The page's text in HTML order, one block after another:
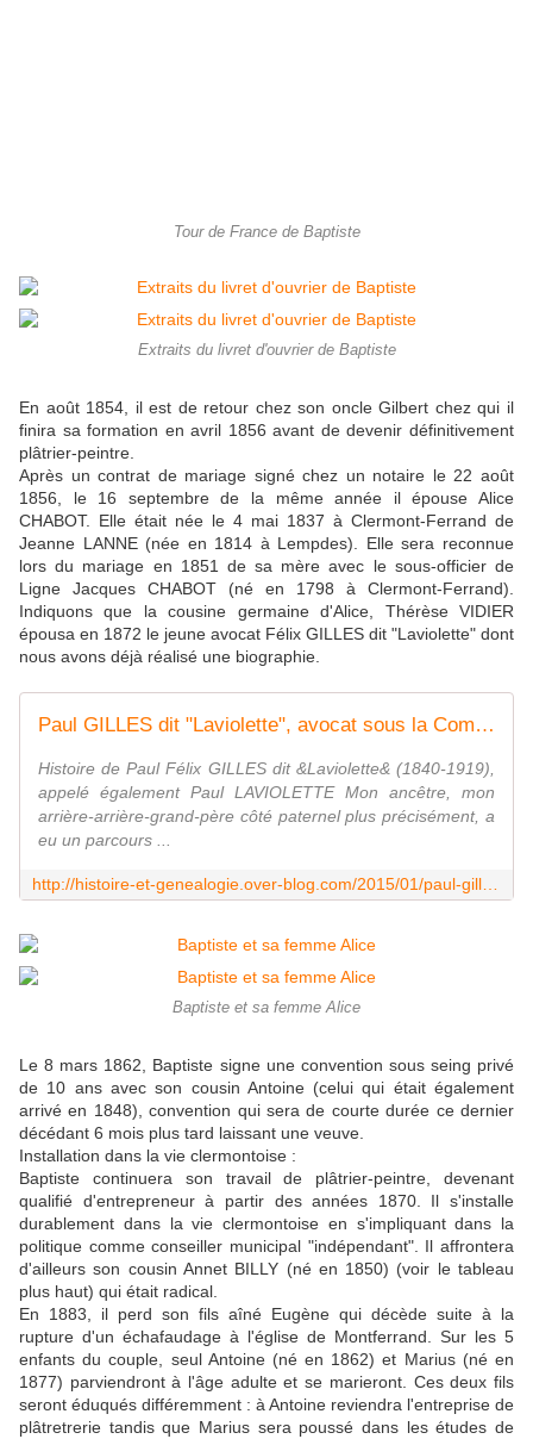
Tour de France de Baptiste
Extraits du livret d'ouvrier de Baptiste
En août 1854, il est de retour chez son oncle Gilbert chez qui il
finira sa formation en avril 1856 avant de devenir définitivement
plâtrier-peintre.
Après un contrat de mariage signé chez un notaire le 22 août
1856, le 16 septembre de la même année il épouse Alice
CHABOT. Elle était née le 4 mai 1837 à Clermont-Ferrand de
Jeanne LANNE (née en 1814 à Lempdes). Elle sera reconnue
lors du mariage en 1851 de sa mère avec le sous-officier de
Ligne Jacques CHABOT (né en 1798 à Clermont-Ferrand).
Indiquons que la cousine germaine d'Alice, Thérèse VIDIER
épousa en 1872 le jeune avocat Félix GILLES dit "Laviolette" dont
nous avons déjà réalisé une biographie.
Paul GILLES dit "Laviolette", avocat sous la Commune - Histoire et Généalogie
Histoire de Paul Félix GILLES dit &Laviolette& (1840-1919),
appelé également Paul LAVIOLETTE Mon ancêtre, mon
arrière-arrière-grand-père côté paternel plus précisément, a
eu un parcours ...
Baptiste et sa femme Alice
Le 8 mars 1862, Baptiste signe une convention sous seing privé
de 10 ans avec son cousin Antoine (celui qui était également
arrivé en 1848), convention qui sera de courte durée ce dernier
décédant 6 mois plus tard laissant une veuve.
Installation dans la vie clermontoise :
Baptiste continuera son travail de plâtrier-peintre, devenant
qualifié d'entrepreneur à partir des années 1870. Il s'installe
durablement dans la vie clermontoise en s'impliquant dans la
politique comme conseiller municipal "indépendant". Il affrontera
d'ailleurs son cousin Annet BILLY (né en 1850) (voir le tableau
plus haut) qui était radical.
En 1883, il perd son fils aîné Eugène qui décède suite à la
rupture d'un échafaudage à l'église de Montferrand. Sur les 5
enfants du couple, seul Antoine (né en 1862) et Marius (né en
1877) parviendront à l'âge adulte et se marieront. Ces deux fils
seront éduqués différemment : à Antoine reviendra l'entreprise de
plâtretrerie tandis que Marius sera poussé dans les études de